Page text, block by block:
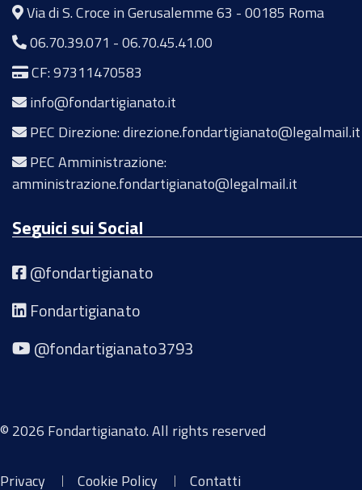
Via di S. Croce in Gerusalemme 63 - 00185 Roma
06.70.39.071 -06.70.45.41.00
CF: 97311470583
info@fondartigianato.it
PEC Direzione: direzione.fondartigianato@legalmail.it
PEC Amministrazione:
amministrazione.fondartigianato@legalmail.it
Seguici sui Social
@fondartigianato
Fondartigianato
@fondartigianato3793
© 2026 Fondartigianato. All rights reserved
Privacy Cookie Policy Contatti